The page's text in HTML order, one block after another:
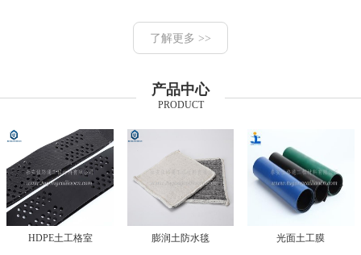
了解更多 >>
产品中心
PRODUCT
HDPE土工格室 膨润土防水毯 光面土工膜